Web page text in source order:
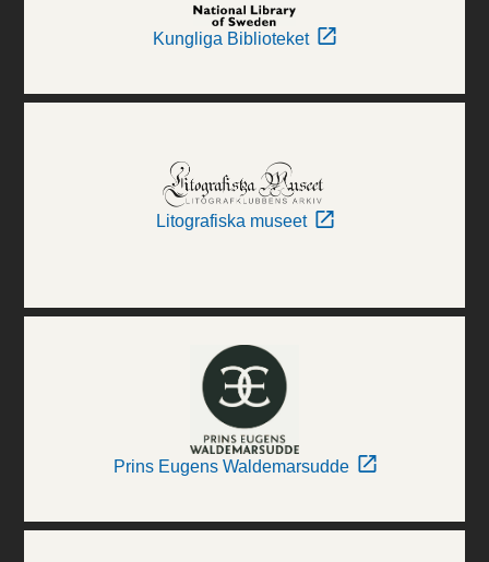
Kungliga Biblioteket
Litografiska museet
Prins Eugens Waldemarsudde